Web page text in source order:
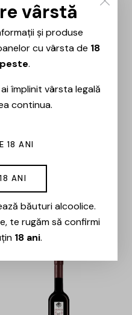
91,00 lei 77,00
-15%
Cote – Rouge –
Cabernet Sauvignon
& Merlot – 0.75l
74,00lei 63,00lei
vârstă
și produse
cu vârsta de 18
.
împlinit vârsta legală
continua.
18 ANI
ANI
băuturi alcoolice.
te rugăm să confirmi
18 ani.